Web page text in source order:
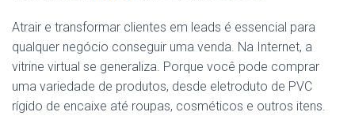
Atrair e transformar clientes em leads é essencial para
qualquer negócio conseguir uma venda. Na Internet, a
vitrine virtual se generaliza. Porque você pode comprar
uma variedade de produtos, desde eletroduto de PVC
rígido de encaixe até roupas, cosméticos e outros itens.